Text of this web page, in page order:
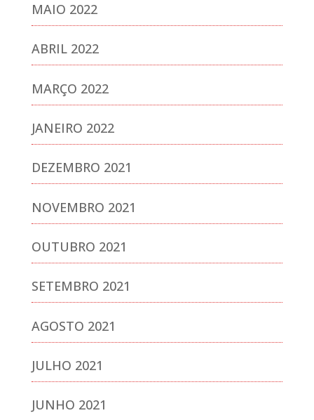
MAIO 2022
ABRIL 2022
MARÇO 2022
JANEIRO 2022
DEZEMBRO 2021
NOVEMBRO 2021
OUTUBRO 2021
SETEMBRO 2021
AGOSTO 2021
JULHO 2021
JUNHO 2021